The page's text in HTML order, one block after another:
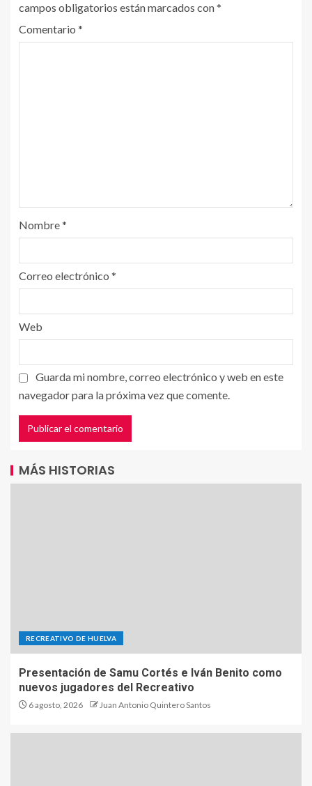
campos obligatorios están marcados con*
Comentario *
Nombre*
Correo electrónico *
Web
Guarda mi nombre, correo electrónico y web en este
navegador para la próxima vez que comente.
MÁS HISTORIAS
RECREATIVO DE HUELVA
Presentación de Samu Cortés e Iván Benito como
nuevos jugadores del Recreativo
6 agosto, 2026 Juan Antonio Quintero Santos